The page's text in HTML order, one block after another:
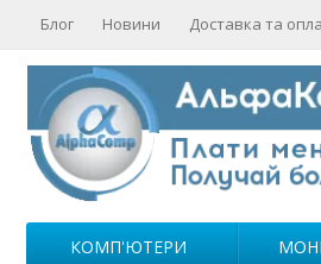
Блог Новини Доставка та
КОМП'ЮТЕРИ